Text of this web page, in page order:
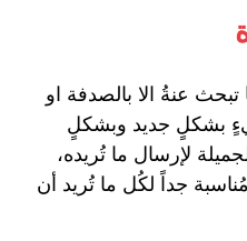
عنةُ الا بالصدفة او
بشكلٍ جديد وبشكلٍ
لإرسال ما تُريده،
جداً لكُل ما تُريد أن